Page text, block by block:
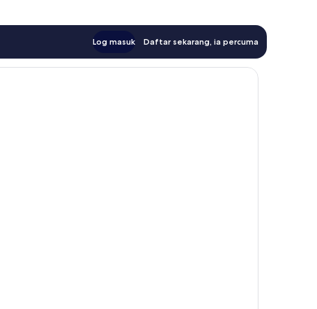
Log masuk Daftar sekarang, ia percuma